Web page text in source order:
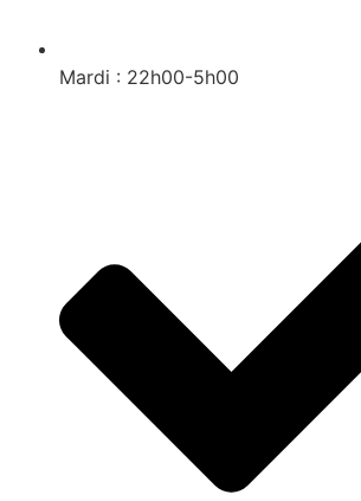
Mardi : 22h00-5h00